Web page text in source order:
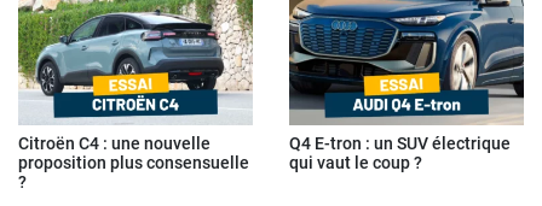
Citroën C4 : une nouvelle
proposition plus consensuelle
?
Q4 E-tron : un SUV électrique
qui vaut le coup ?